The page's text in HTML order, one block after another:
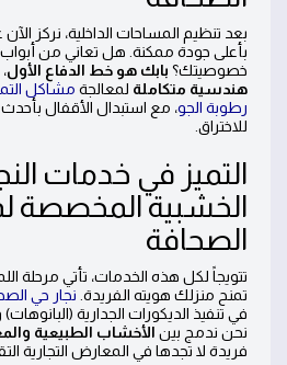
بعد تنظيم المساحات الداخلية، نركز
بأعلى جودة ممكنة. هل تعاني من
خصوصيتك؟ بابك هو خط الدفاع الأول
هندسية متكاملة لمعالجة مشاكل
رطوبة الجو، مع استبدال الأقفال
للاختراق.
التميز في خدمات
الخشبية المخصصة
الصحافة
تتويجاً لكل هذه الخدمات، تأتي مرحلة
تمنح منزلك هويته الفريدة. نجار حي
في تنفيذ الديكورات الجدارية (البانوهات)
نحن ندمج بين الأخشاب الطبيعية
فريدة لا تجدها في المعارض التجارية